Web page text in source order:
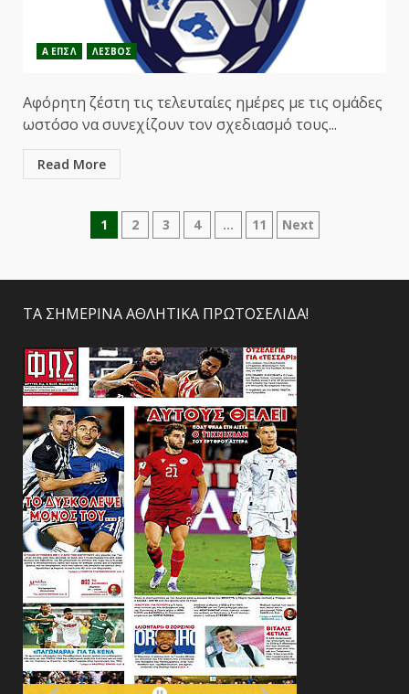
Α ΕΠΣΛ ΛΕΣΒΟΣ
Αφόρητη ζέστη τις τελευταίες ημέρες με τις ομάδες
ωστόσο να συνεχίζουν τον σχεδιασμό τους...
Read More
Σελιδοποίηση
1 2 3 4 … 11 Next
ΤΑ ΣΗΜΕΡΙΝΑ ΑΘΛΗΤΙΚΑ ΠΡΩΤΟΣΕΛΙΔΑ!